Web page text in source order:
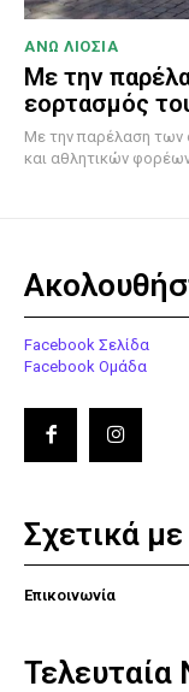
ΑΝΩ ΛΙΟΣΙΑ
Με την
εορτασμός
Με την παρέλαση των
και αθλητικών
Facebook Σελίδα
Facebook Ομάδα
Σχετικά
Επικοινωνία
Τελευταία